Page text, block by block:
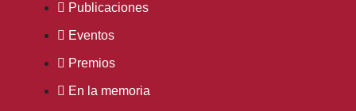
Publicaciones
Eventos
Premios
En la memoria